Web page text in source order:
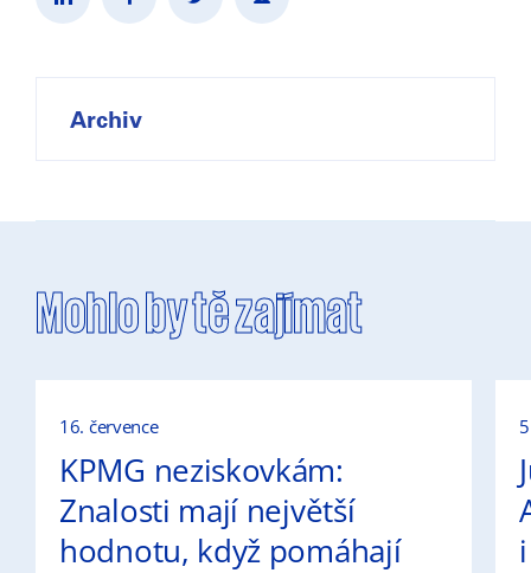
Archiv
Mohlo by tě zajímat
16. července
KPMG neziskovkám:
Znalosti mají největší
hodnotu, když pomáhají